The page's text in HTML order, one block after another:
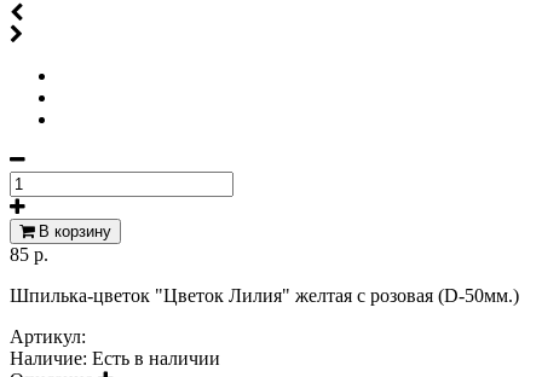
В корзину
85 р.
Шпилька-цветок "Цветок Лилия" желтая с розовая (D-50мм.)
Артикул:
Наличие: Есть в наличии